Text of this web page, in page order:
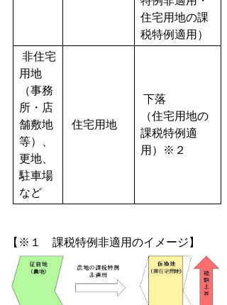
住宅用地の課
税特例適用）
非住宅
用地
（事務
所・店
舗敷地
等）、
更地、
駐車場
など
住宅用地
下落
（住宅用地の
課税特例適
用）※２
【※１ 課税特例非適用のイメージ】